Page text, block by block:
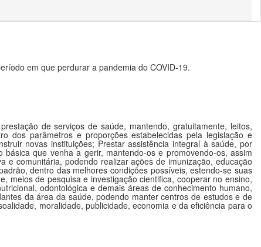
em que perdurar a pandemia do COVID-19.
de serviços de saúde, mantendo, gratuitamente, leitos,
dos parâmetros e proporções estabelecidas pela legislação e
novas instituições; Prestar assistência integral à saúde, por
que venha a gerir, mantendo-os e promovendo-os, assim
e comunitária, podendo realizar ações de imunização, educação
dentro das melhores condições possíveis, estendo-se suas
meios de pesquisa e investigação cientifica, cooperar no ensino,
odontológica e demais áreas de conhecimento humano,
da área da saúde, podendo manter centros de estudos e de
moralidade, publicidade, economia e da eficiência para o